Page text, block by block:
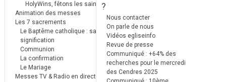
HolyWins, fêtons les saints !
Animation des messes
Les 7 sacrements
Le Baptême catholique : sa
signification
Communion
La confirmation
Le Mariage
Messes TV & Radio en direct
?
Nous contacter
On parle de nous
Vidéos egliseinfo
Revue de presse
Communiqué : +64% des
recherches pour le mercredi
des Cendres 2025